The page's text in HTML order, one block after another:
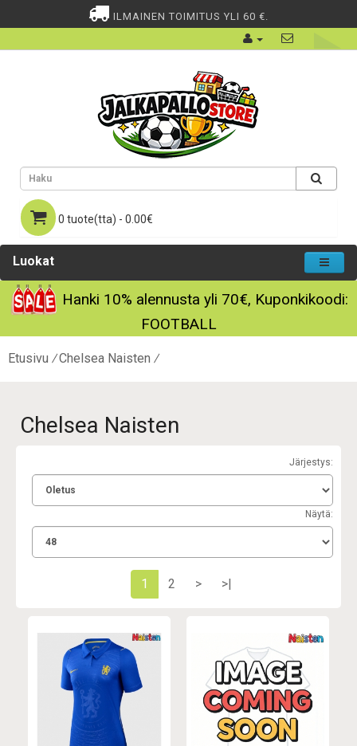
ILMAINEN TOIMITUS YLI 60 €.
0 tuote(tta) - 0.00€
Luokat
Hanki 10% alennusta yli 70€, Kuponkikoodi:
FOOTBALL
Etusivu Chelsea Naisten
Chelsea Naisten
Järjestys:
Näytä:
1 2 > >|